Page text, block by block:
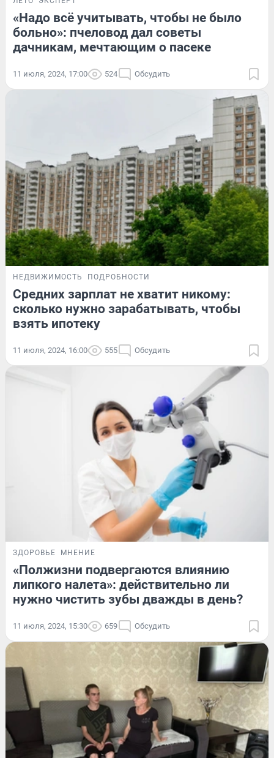
«Надо всё учитывать, чтобы не было
больно»: пчеловод дал советы
дачникам, мечтающим о пасеке
11 июля, 2024, 17:00 524 Обсудить
НЕДВИЖИМОСТЬ ПОДРОБНОСТИ
Средних зарплат не хватит никому:
сколько нужно зарабатывать, чтобы
взять ипотеку
11 июля, 2024, 16:00 555 Обсудить
ЗДОРОВЬЕ МНЕНИЕ
«Полжизни подвергаются влиянию
липкого налета»: действительно ли
нужно чистить зубы дважды в день?
11 июля, 2024, 15:30 659 Обсудить